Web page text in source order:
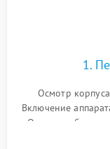
1.
Осмотр
Включение
Оценка работы
Измерение